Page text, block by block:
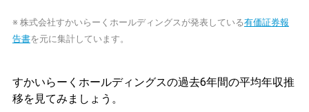
※ 株式会社すかいらーくホールディングスが発表している有価証券報
告書を元に集計しています。
すかいらーくホールディングスの過去6年間の平均年収推
移を見てみましょう。